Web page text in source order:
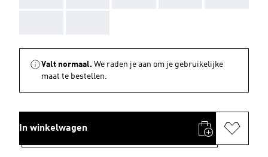
Valt normaal. We raden je aan om je gebruikelijke
maat te bestellen.
In winkelwagen